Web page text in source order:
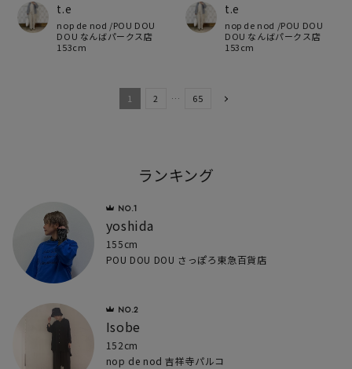
t.e
nop de nod /POU DOU
DOU なんばパークス店
153cm
t.e
nop de nod /POU DOU
DOU なんばパークス店
153cm
1 2 … 65
ランキング
yoshida
155cm
POU DOU DOU さっぽろ東急百貨店
Isobe
152cm
nop de nod 吉祥寺パルコ